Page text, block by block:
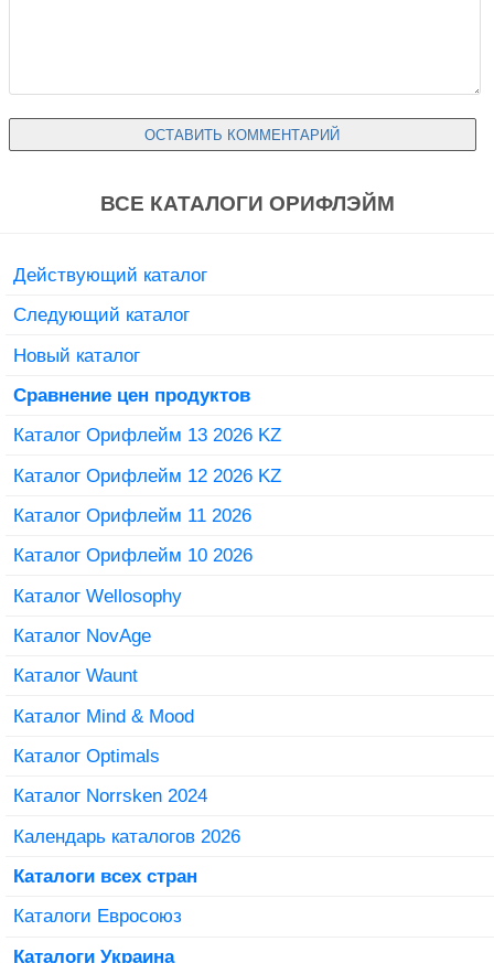
ВСЕ КАТАЛОГИ ОРИФЛЭЙМ
Действующий каталог
Следующий каталог
Новый каталог
Сравнение цен продуктов
Каталог Орифлейм 13 2026 KZ
Каталог Орифлейм 12 2026 KZ
Каталог Орифлейм 11 2026
Каталог Орифлейм 10 2026
Каталог Wellosophy
Каталог NovAge
Каталог Waunt
Каталог Mind & Mood
Каталог Optimals
Каталог Norrsken 2024
Календарь каталогов 2026
Каталоги всех стран
Каталоги Евросоюз
Каталоги Украина